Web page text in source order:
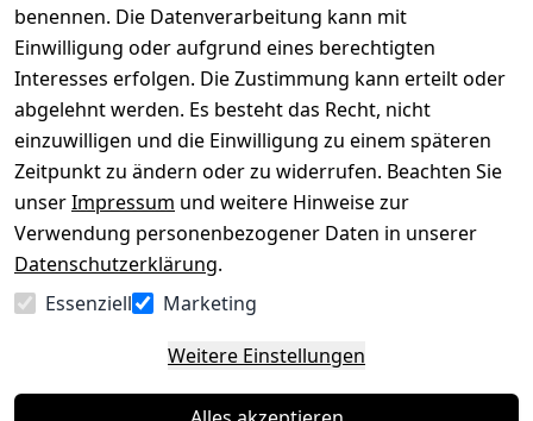
benennen. Die Datenverarbeitung kann mit
Einwilligung oder aufgrund eines berechtigten
Interesses erfolgen. Die Zustimmung kann erteilt oder
abgelehnt werden. Es besteht das Recht, nicht
einzuwilligen und die Einwilligung zu einem späteren
Zeitpunkt zu ändern oder zu widerrufen. Beachten Sie
unserImpressum und weitere Hinweise zur
Verwendung personenbezogener Daten in unserer
Datenschutzerklärung.
Essenziell
Marketing
Weitere Einstellungen
Datenschutze
rklärung
Barrierefreihe
itserklärung
Widerrufsrec
ht
Kataloge zum
Download
Pflege &
Kundendienst
Kiefermöbel
Hilfe
Vertrag
widerrufen